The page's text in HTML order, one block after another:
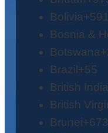
Bolivia+591
Bosnia &
Botswana
Brazil +55
British
British
Brunei+673